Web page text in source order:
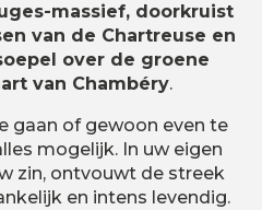
massief, doorkruist
van de Chartreuse en
over de groene
van Chambéry.
gaan of gewoon even te
mogelijk. In uw eigen
zin, ontvouwt de streek
en intens levendig.